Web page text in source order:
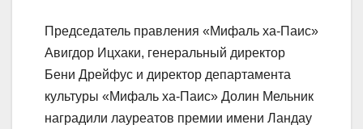
Председатель правления «Мифаль ха-Паис»
Авигдор Ицхаки, генеральный директор
Бени Дрейфус и директор департамента
культуры «Мифаль ха-Паис» Долин Мельник
наградили лауреатов премии имени Ландау